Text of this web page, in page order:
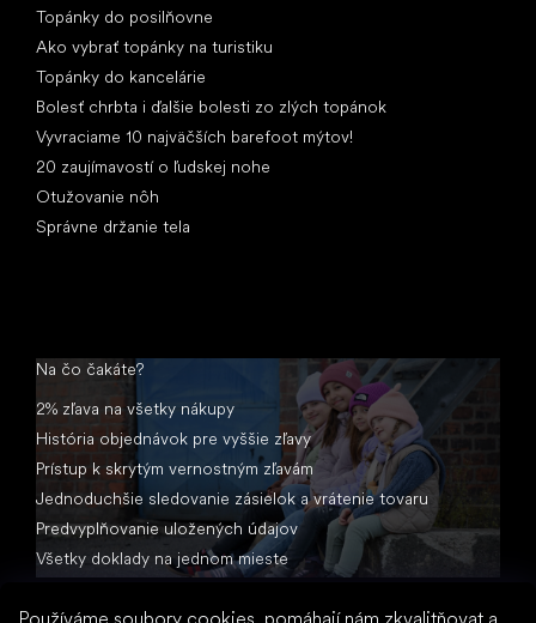
Topánky do posilňovne
Ako vybrať topánky na turistiku
Topánky do kancelárie
Bolesť chrbta i ďalšie bolesti zo zlých topánok
Vyvraciame 10 najväčších barefoot mýtov!
20 zaujímavostí o ľudskej nohe
Otužovanie nôh
Správne držanie tela
Na čo čakáte?
2% zľava na všetky nákupy
História objednávok pre vyššie zľavy
Prístup k skrytým vernostným zľavám
Jednoduchšie sledovanie zásielok a vrátenie tovaru
Predvyplňovanie uložených údajov
Všetky doklady na jednom mieste